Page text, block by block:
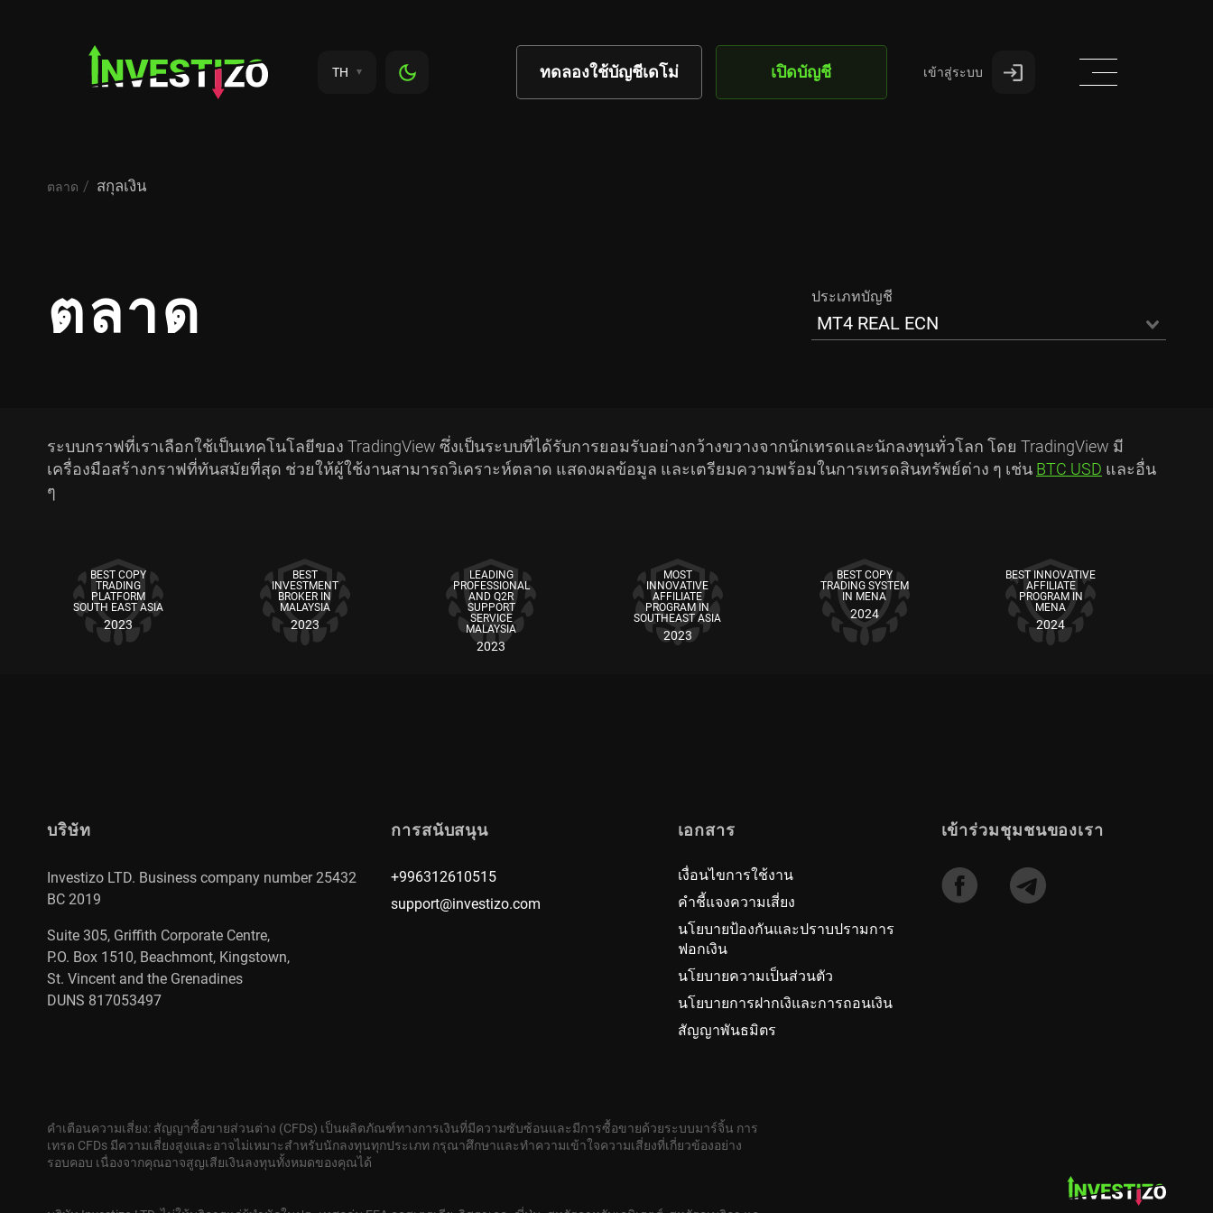
TH ทดลองใช้บัญชีเดโม่ เปิดบัญชี เข้าสู่ระบบ
ตลาด สกุลเงิน
ตลาด ประเภทบัญชี
MT4 REAL ECN
ระบบกราฟที่เราเลือกใช้เป็นเทคโนโลยีของ TradingView ซึ่งเป็นระบบที่ได้รับการยอมรับอย่างกว้างขวางจากนักเทรดและนักลงทุนทั่วโลก โดย TradingView มี
เครื่องมือสร้างกราฟที่ทันสมัยที่สุด ช่วยให้ผู้ใช้งานสามารถวิเคราะห์ตลาด แสดงผลข้อมูล และเตรียมความพร้อมในการเทรดสินทรัพย์ต่าง ๆ เช่น BTC USD และอื่น
ๆ
BEST COPY
TRADING
PLATFORM
SOUTH EAST ASIA
2023
BEST
INVESTMENT
BROKER IN
MALAYSIA
2023
LEADING
PROFESSIONAL
AND Q2R
SUPPORT
SERVICE
MALAYSIA
2023
MOST
INNOVATIVE
AFFILIATE
PROGRAM IN
SOUTHEAST ASIA
2023
BEST COPY
TRADING SYSTEM
IN MENA
2024
BEST INNOVATIVE
AFFILIATE
PROGRAM IN
MENA
2024
บริษัท
Investizo LTD. Business company number 25432
BC 2019
Suite 305, Griffith Corporate Centre,
P.O. Box 1510, Beachmont, Kingstown,
St. Vincent and the Grenadines
DUNS 817053497
การสนับสนุน
+996312610515
support@investizo.com
เอกสาร
เงื่อนไขการใช้งาน
คำชี้แจงความเสี่ยง
นโยบายป้องกันและปราบปรามการ
ฟอกเงิน
นโยบายความเป็นส่วนตัว
นโยบายการฝากเงิและการถอนเงิน
สัญญาพันธมิตร
เข้าร่วมชุมชนของเรา
คำเตือนความเสี่ยง: สัญญาซื้อขายส่วนต่าง (CFDs) เป็นผลิตภัณฑ์ทางการเงินที่มีความซับซ้อนและมีการซื้อขายด้วยระบบมาร์จิ้น การ
เทรด CFDs มีความเสี่ยงสูงและอาจไม่เหมาะสำหรับนักลงทุนทุกประเภท กรุณาศึกษาและทำความเข้าใจความเสี่ยงที่เกี่ยวข้องอย่าง
รอบคอบ เนื่องจากคุณอาจสูญเสียเงินลงทุนทั้งหมดของคุณได้